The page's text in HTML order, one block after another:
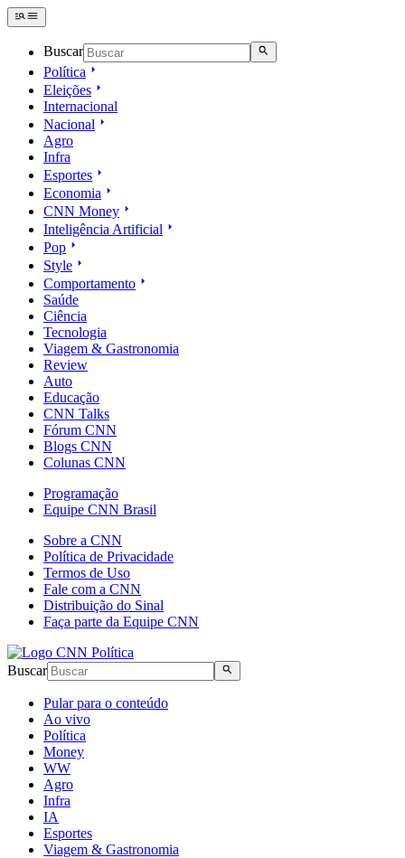
Buscar
Política
Eleições
Internacional
Nacional
Agro
Infra
Esportes
Economia
CNN Money
Inteligência Artificial
Pop
Style
Comportamento
Saúde
Ciência
Tecnologia
Viagem & Gastronomia
Review
Auto
Educação
CNN Talks
Fórum CNN
Blogs CNN
Colunas CNN
Programação
Equipe CNN Brasil
Sobre a CNN
Política de Privacidade
Termos de Uso
Fale com a CNN
Distribuição do Sinal
Faça parte da Equipe CNN
Buscar
Pular para o conteúdo
Ao vivo
Política
Money
WW
Agro
Infra
IA
Esportes
Viagem & Gastronomia